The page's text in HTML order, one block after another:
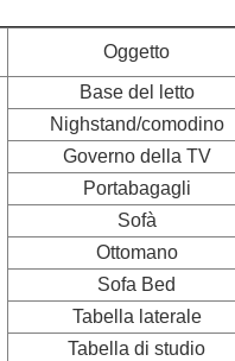
Oggetto
Base del letto
Nighstand/comodino
Governo della TV
Portabagagli
Sofà
Ottomano
Sofa Bed
Tabella laterale
Tabella di studio